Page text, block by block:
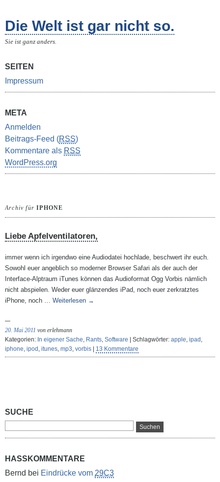
Die Welt ist gar nicht so.
Sie ist ganz anders.
SEITEN
Impressum
META
Anmelden
Beitrags-Feed (RSS)
Kommentare als RSS
WordPress.org
Archiv fürIPHONE
Liebe Apfelventilatoren,
immer wenn ich irgendwo eine Audiodatei hochlade, beschwert ihr euch.
Sowohl euer angeblich so moderner Browser Safari als der auch der
Interface-Alptraum iTunes können das Audioformat Ogg Vorbis nämlich
nicht abspielen. Weder euer glänzendes iPad, noch euer zerkratztes
iPhone, noch … Weiterlesen →
20. Mai 2011 von erlehmann
Kategorien: In eigener Sache, Rants, Software | Schlagwörter: apple, ipad ,
iphone, ipod , itunes, mp3, vorbis 13 Kommentare
SUCHE
HASSKOMMENTARE
Bernd bei Eindrücke vom 29C3